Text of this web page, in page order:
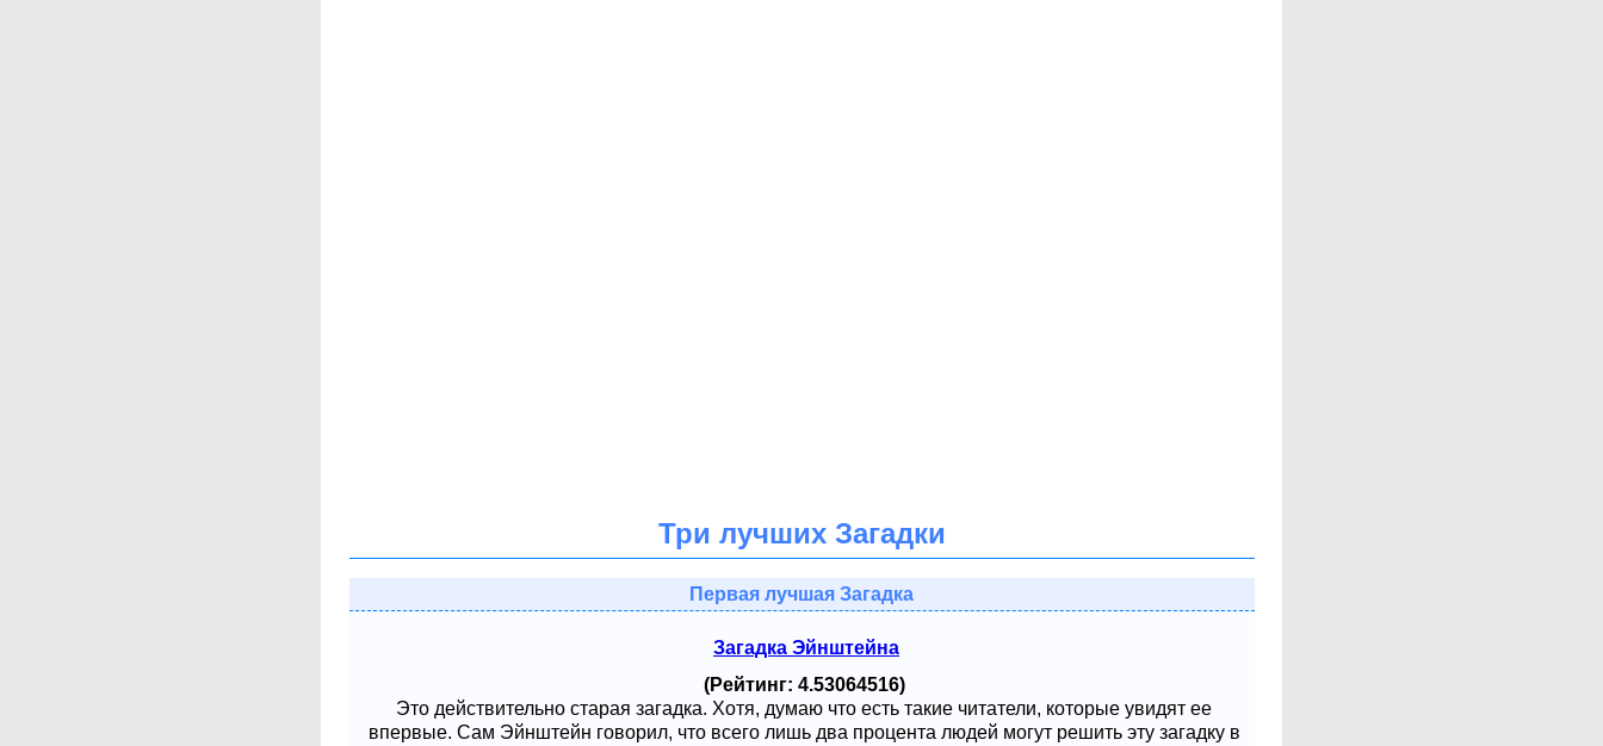
Три лучших Загадки
Первая лучшая Загадка
Загадка Эйнштейна
(Рейтинг: 4.53064516)
Это действительно старая загадка. Хотя, думаю что есть такие читатели, которые увидят ее
впервые. Сам Эйнштейн говорил, что всего лишь два процента людей могут решить эту загадку в